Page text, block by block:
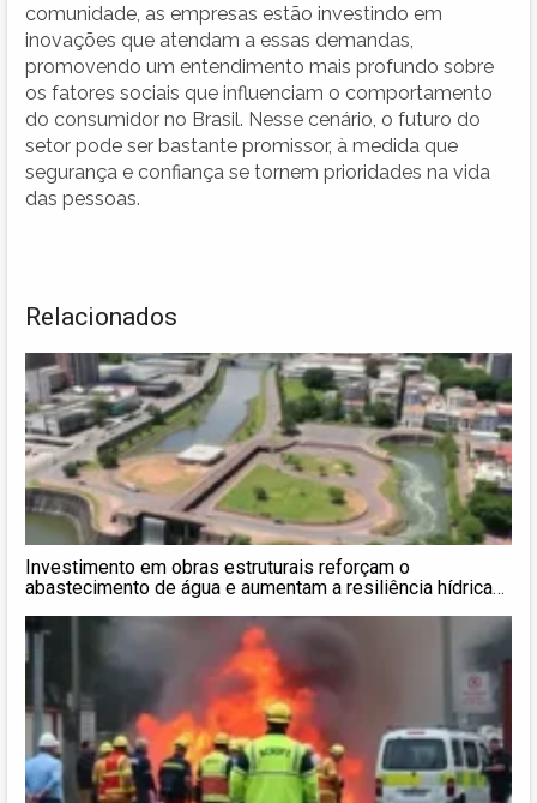
comunidade, as empresas estão investindo em
inovações que atendam a essas demandas,
promovendo um entendimento mais profundo sobre
os fatores sociais que influenciam o comportamento
do consumidor no Brasil. Nesse cenário, o futuro do
setor pode ser bastante promissor, à medida que
segurança e confiança se tornem prioridades na vida
das pessoas.
Relacionados
Investimento em obras estruturais reforçam o
abastecimento de água e aumentam a resiliência hídrica